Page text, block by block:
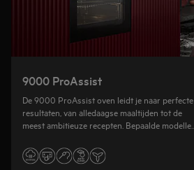
9000 ProAssist
De 9000 ProAssist oven leidt je naar perfecte
resultaten, van alledaagse maaltijden tot de
meest ambitieuze recepten. Bepaalde modellen